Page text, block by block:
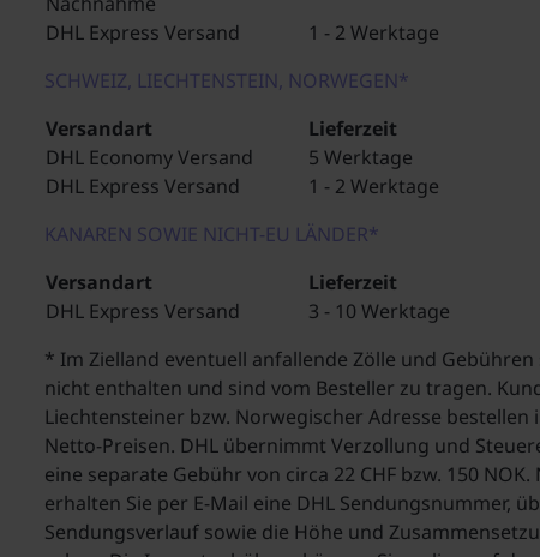
DHL Express Versand
1 - 2 Werktage
SCHWEIZ, LIECHTENSTEIN, NORWEGEN*
Versandart
Lieferzeit
DHL Economy Versand
5 Werktage
DHL Express Versand
1 - 2 Werktage
KANAREN SOWIE NICHT-EU LÄNDER*
Versandart
Lieferzeit
DHL Express Versand
3 - 10 Werktage
* Im Zielland eventuell anfallende Zölle und
nicht enthalten und sind vom Besteller zu tragen.
Liechtensteiner bzw. Norwegischer Adresse bestellen
Netto-Preisen. DHL übernimmt Verzollung und
eine separate Gebühr von circa 22 CHF bzw. 150
erhalten Sie per E-Mail eine DHL Sendungsnummer,
Sendungsverlauf sowie die Höhe und